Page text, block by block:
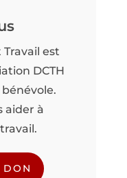
est
DCTH
aider à
DON